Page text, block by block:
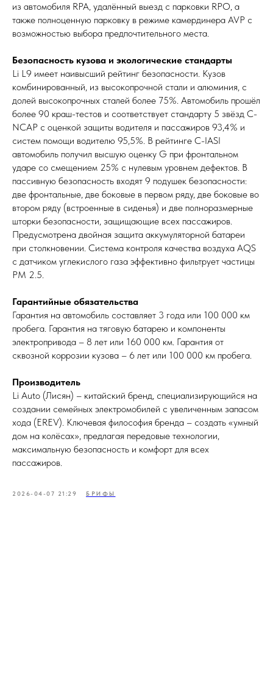
из автомобиля RPA, удалённый выезд с парковки RPO, а
также полноценную парковку в режиме камердинера AVP с
возможностью выбора предпочтительного места.
Безопасность кузова и экологические стандарты
Li L9 имеет наивысший рейтинг безопасности. Кузов
комбинированный, из высокопрочной стали и алюминия, с
долей высокопрочных сталей более 75%. Автомобиль прошёл
более 90 краш-тестов и соответствует стандарту 5 звёзд C-
NCAP с оценкой защиты водителя и пассажиров 93,4% и
систем помощи водителю 95,5%. В рейтинге C-IASI
автомобиль получил высшую оценку G при фронтальном
ударе со смещением 25% с нулевым уровнем дефектов. В
пассивную безопасность входят 9 подушек безопасности:
две фронтальные, две боковые в первом ряду, две боковые во
втором ряду (встроенные в сиденья) и две полноразмерные
шторки безопасности, защищающие всех пассажиров.
Предусмотрена двойная защита аккумуляторной батареи
при столкновении. Система контроля качества воздуха AQS
с датчиком углекислого газа эффективно фильтрует частицы
PM 2.5.
Гарантийные обязательства
Гарантия на автомобиль составляет 3 года или 100 000 км
пробега. Гарантия на тяговую батарею и компоненты
электропривода – 8 лет или 160 000 км. Гарантия от
сквозной коррозии кузова – 6 лет или 100 000 км пробега.
Производитель
Li Auto (Лисян) – китайский бренд, специализирующийся на
создании семейных электромобилей с увеличенным запасом
хода (EREV). Ключевая философия бренда – создать «умный
дом на колёсах», предлагая передовые технологии,
максимальную безопасность и комфорт для всех
пассажиров.
2026-04-07 21:29 БРИФЫ